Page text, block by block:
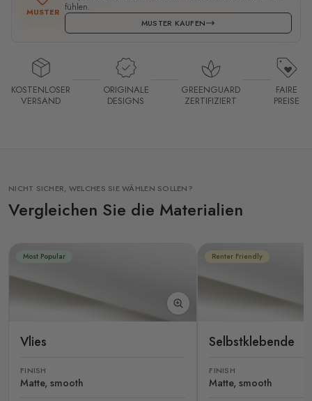
MUSTER fühlen.
MUSTER KAUFEN
KOSTENLOSER
VERSAND
ORIGINALE
DESIGNS
GREENGUARD
ZERTIFIZIERT
FAIRE
PREISE
NICHT SICHER, WELCHES SIE WÄHLEN SOLLEN?
Vergleichen Sie die Materialien
Most Popular
Vlies
FINISH
Matte, smooth
Renter Friendly
Selbstklebende
FINISH
Matte, smooth